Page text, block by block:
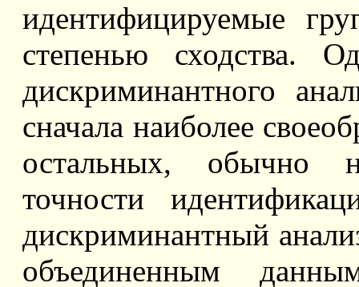
идентифицируемые
степенью сходства.
дискриминантного
сначала наиболее
остальных, обычно
точности
дискриминантный
объединенным